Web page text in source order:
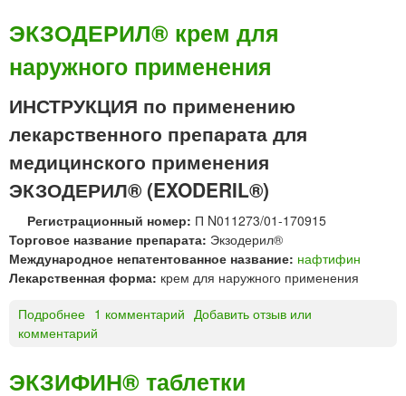
К
З
О
Д
Е
Р
И
Л
®
р
с
т
в
о
д
н
ЭКЗОДЕРИЛ® крем для
наружного применения
ИНСТРУКЦИЯ по применению
лекарственного препарата для
медицинского применения
ЭКЗОДЕРИЛ® (EXODERIL®)
Регистрационный номер: П N011273/01-170915
Торговое название препарата: Экзодерил®
Международное непатентованное название: нафтифин
Лекарственная форма: крем для наружного применения
Подробнее
Э
З
О
1 комментарий Добавить отзыв или
комментарий
ЭКЗИФИН® таблетки